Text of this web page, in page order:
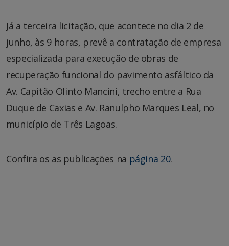
Já a terceira licitação, que acontece no dia 2 de
junho, às 9 horas, prevê a contratação de empresa
especializada para execução de obras de
recuperação funcional do pavimento asfáltico da
Av. Capitão Olinto Mancini, trecho entre a Rua
Duque de Caxias e Av. Ranulpho Marques Leal, no
município de Três Lagoas.
Confira os as publicações na página 20.